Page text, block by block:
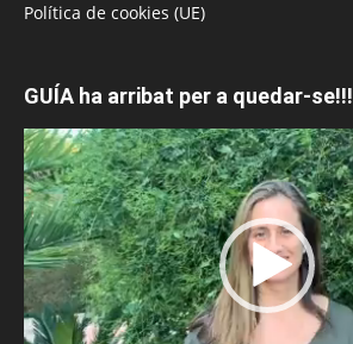
Política de cookies (UE)
GUÍA ha arribat per a quedar-se!!!
Reproductor
de
vídeo